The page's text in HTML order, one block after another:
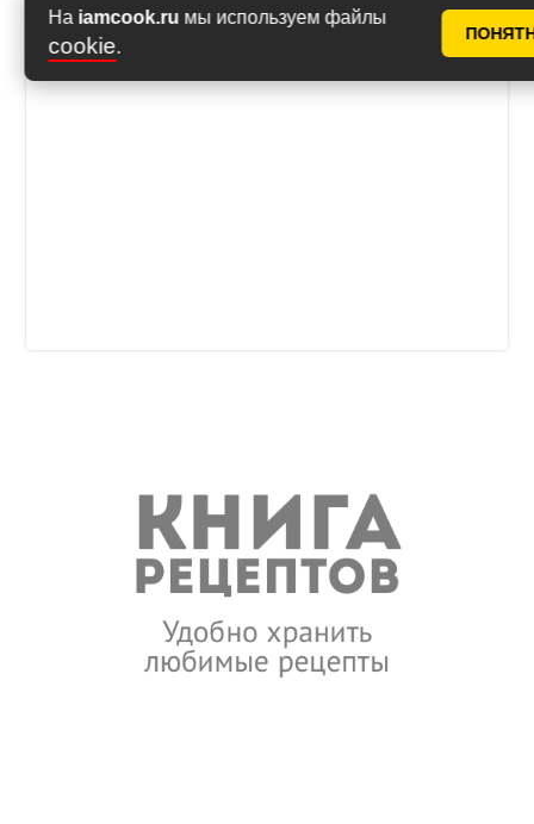
На iamcook.ru мы используем файлы
cookie.